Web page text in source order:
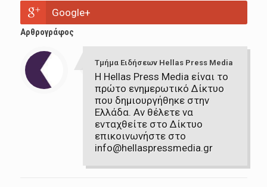
Google+
Αρθρογράφος
Τμήμα Ειδήσεων Hellas Press Media
Η Hellas Press Media είναι το
πρώτο ενημερωτικό Δίκτυο
που δημιουργήθηκε στην
Ελλάδα. Αν θέλετε να
ενταχθείτε στο Δίκτυο
επικοινωνήστε στο
info@hellaspressmedia.gr